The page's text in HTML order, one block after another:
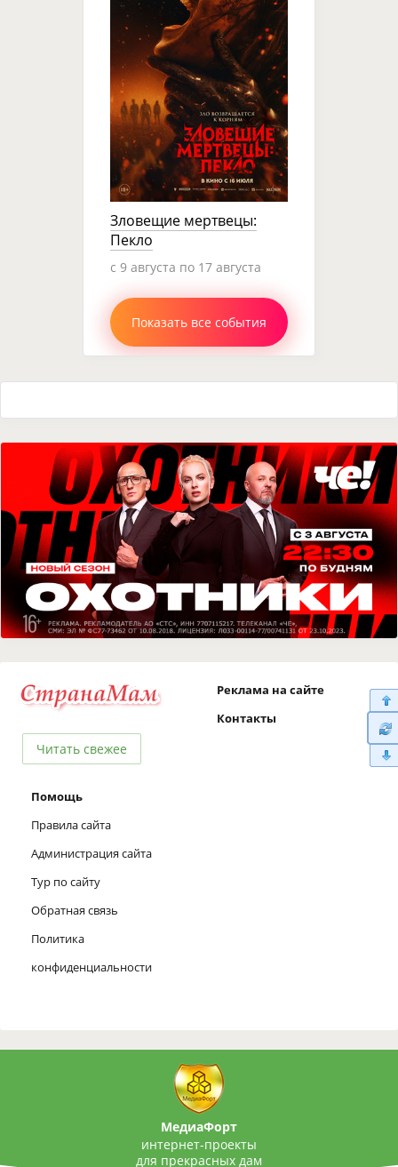
Зловещие мертвецы:
Пекло
c 9 августа по 17 августа
Показать все события
Читать свежее
Реклама на сайте
Контакты
Помощь
Правила сайта
Администрация сайта
Тур по сайту
Обратная связь
Политика
конфиденциальности
МедиаФорт
интернет-проекты
для прекрасных дам